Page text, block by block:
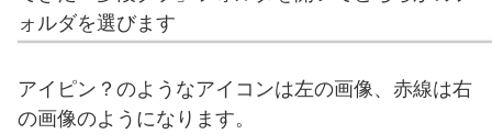
ォルダを選びます
アイピン？のようなアイコンは左の画像、赤線は右
の画像のようになります。